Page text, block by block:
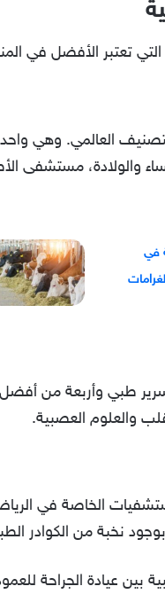
تعتبر الأفضل في
والولادة، مستشفى
في
مدينة الملك فهد على 1200
والعلوم العصبية.
بوجود نخبة من
بين عيادة الجراحة